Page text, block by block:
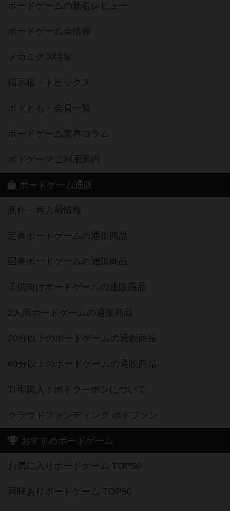
ボードゲームの新着レビュー
ボードゲーム会情報
メカニクス特集
掲示板・トピックス
ボドとも・会員一覧
ボードゲーム業界コラム
ボドゲーマご利用案内
ボードゲーム通販
新作・再入荷情報
定番ボードゲームの通販商品
国産ボードゲームの通販商品
子供向けボードゲームの通販商品
2人用ボードゲームの通販商品
20分以下のボードゲームの通販商品
60分以上のボードゲームの通販商品
割引購入！ボドクーポンについて
クラウドファンディング ボドファン
おすすめボードゲーム
お気に入りボードゲーム TOP50
興味ありボードゲーム TOP50